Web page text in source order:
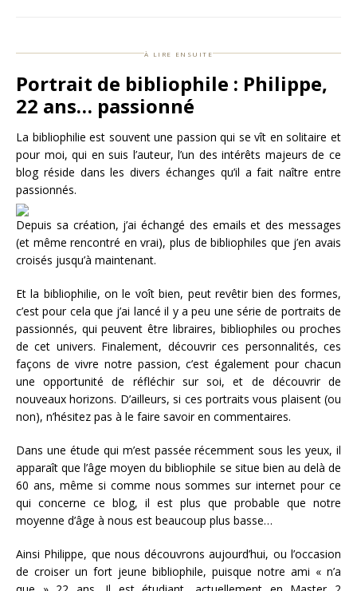
à lire ensuite
Portrait de bibliophile : Philippe,
22 ans… passionné
La bibliophilie est souvent une passion qui se vît en solitaire et
pour moi, qui en suis l’auteur, l’un des intérêts majeurs de ce
blog réside dans les divers échanges qu’il a fait naître entre
passionnés.
Depuis sa création, j’ai échangé des emails et des messages
(et même rencontré en vrai), plus de bibliophiles que j’en avais
croisés jusqu’à maintenant.
Et la bibliophilie, on le voît bien, peut revêtir bien des formes,
c’est pour cela que j’ai lancé il y a peu une série de portraits de
passionnés, qui peuvent être libraires, bibliophiles ou proches
de cet univers. Finalement, découvrir ces personnalités, ces
façons de vivre notre passion, c’est également pour chacun
une opportunité de réfléchir sur soi, et de découvrir de
nouveaux horizons. D’ailleurs, si ces portraits vous plaisent (ou
non), n’hésitez pas à le faire savoir en commentaires.
Dans une étude qui m’est passée récemment sous les yeux, il
apparaît que l’âge moyen du bibliophile se situe bien au delà de
60 ans, même si comme nous sommes sur internet pour ce
qui concerne ce blog, il est plus que probable que notre
moyenne d’âge à nous est beaucoup plus basse…
Ainsi Philippe, que nous découvrons aujourd’hui, ou l’occasion
de croiser un fort jeune bibliophile, puisque notre ami « n’a